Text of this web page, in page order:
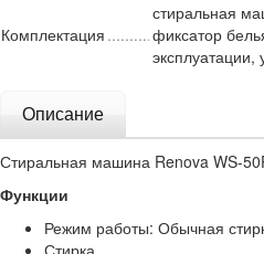
Комплектация
стиральная
фиксатор
эксплуатации,
Описание
Стиральная машина Renova WS-
Функции
Режим работы: Обычная
Стирка